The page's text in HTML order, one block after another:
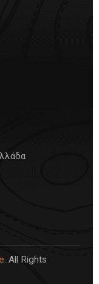
. All Rights